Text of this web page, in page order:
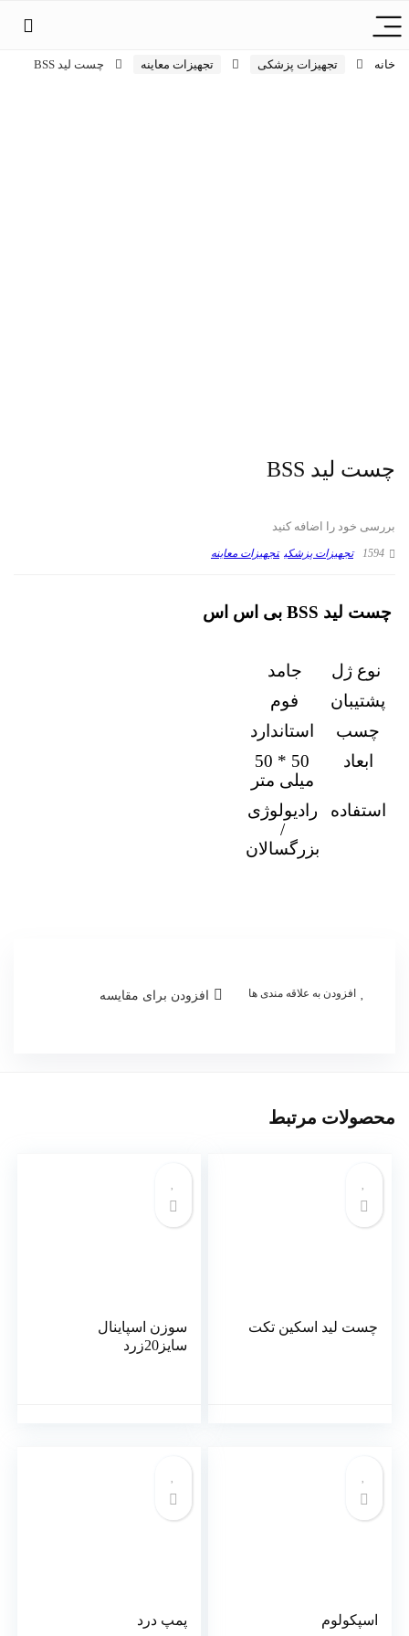
خانه تجهیزات پزشکی تجهیزات معاینه چست لید BSS
چست لید BSS
بررسی خود را اضافه کنید
1594 تجهیزات پزشکی تجهیزات معاینه
چست لید BSS بی اس اس
نوع ژل
جامد
پشتیبان
فوم
چسب
استاندارد
ابعاد
50 * 50
میلی متر
استفاده
رادیولوژی
/
بزرگسالان
افزودن به علاقه مندی ها افزودن برای مقایسه
محصولات مرتبط
چست لید اسکین تکت
سوزن اسپاینال
سایز20زرد
اسپکولوم پمپ درد